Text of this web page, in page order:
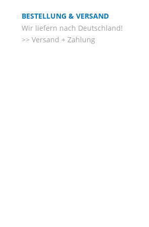
BESTELLUNG & VERSAND
Wir liefern nach Deutschland!
Versand + Zahlung